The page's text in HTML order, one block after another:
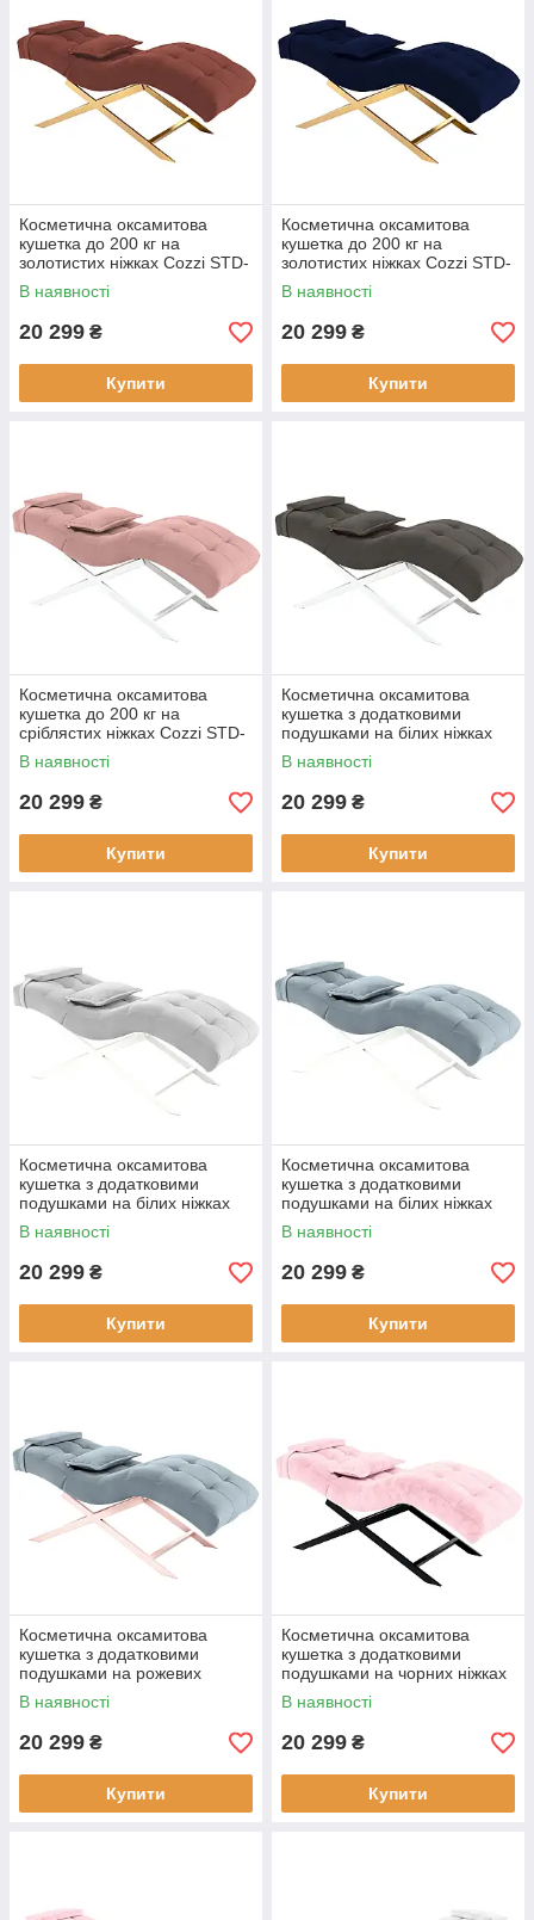
Косметична оксамитова
кушетка до 200 кг на
золотистих ніжках Cozzi STD-
R Calissimo для
нарощування вій Темно-
В наявності
20 299 ₴
Купити
Косметична оксамитова
кушетка до 200 кг на
золотистих ніжках Cozzi STD-
R Calissimo для
нарощування вій Темно-синя
В наявності
20 299 ₴
Купити
Косметична оксамитова
кушетка до 200 кг на
сріблястих ніжках Cozzi STD-
R Calissimo для
нарощування вій Світло-
В наявності
20 299 ₴
Купити
Косметична оксамитова
кушетка з додатковими
подушками на білих ніжках
Cozzi STD-R Calissimo для
нарощування вій Коричнева
В наявності
20 299 ₴
Купити
Косметична оксамитова
кушетка з додатковими
подушками на білих ніжках
Cozzi STD-R Calissimo для
нарощування вій Біла
В наявності
20 299 ₴
Купити
Косметична оксамитова
кушетка з додатковими
подушками на білих ніжках
Cozzi STD-R Calissimo для
нарощування вій Сіро-
В наявності
20 299 ₴
Купити
Косметична оксамитова
кушетка з додатковими
подушками на рожевих
ніжках Cozzi STD-R Calissimo
для нарощування вій Сіро-
В наявності
20 299 ₴
Купити
Косметична оксамитова
кушетка з додатковими
подушками на чорних ніжках
Cozzi STD-R Calissimo для
нарощування вій Світло-
В наявності
20 299 ₴
Купити